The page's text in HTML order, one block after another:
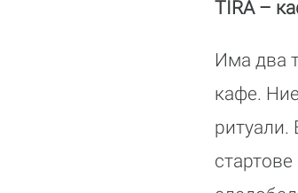
TIRA –
Има два
кафе.
ритуали.